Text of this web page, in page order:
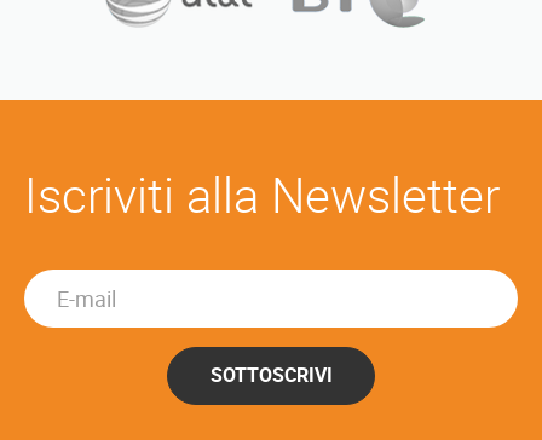
Iscriviti alla Newsletter
SOTTOSCRIVI